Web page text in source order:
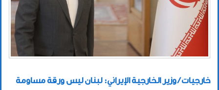
خارجيات / وزير الخارجية الإيراني: لبنان ليس ورقة مساومة